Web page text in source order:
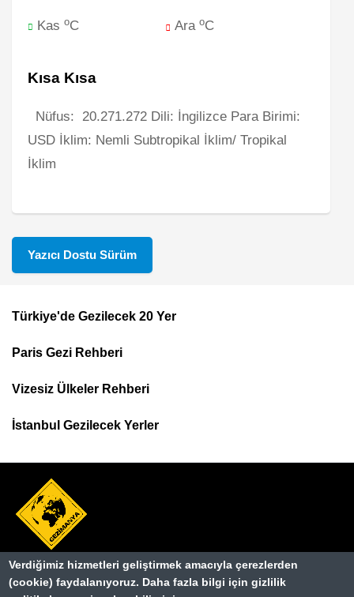
Kas oC AraoC
Kısa Kısa
Nüfus: 20.271.272 Dili: İngilizce Para Birimi:
USD İklim: Nemli Subtropikal İklim/ Tropikal
İklim
Yazıcı Dostu Sürüm
Top
Menu
Türkiye'de Gezilecek 20 Yer
Paris Gezi Rehberi
Vizesiz Ülkeler Rehberi
İstanbul Gezilecek Yerler
Dipnot
Hakkımızda
Verdiğimiz hizmetleri geliştirmek amacıyla çerezlerden
(cookie) faydalanıyoruz. Daha fazla bilgi için gizlilik